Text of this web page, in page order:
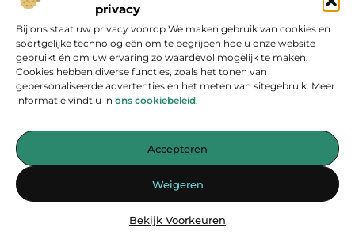
privacy
Bij ons staat uw privacy voorop.We maken gebruik van cookies en
soortgelijke technologieën om te begrijpen hoe u onze website
gebruikt én om uw ervaring zo waardevol mogelijk te maken.
Cookies hebben diverse functies, zoals het tonen van
gepersonaliseerde advertenties en het meten van sitegebruik. Meer
informatie vindt u in ons cookiebeleid.
Accepteren
Weigeren
Bekijk Voorkeuren
Jouw bron voor inspirerende blogs en waardevolle inzichten
— Laat je inspireren door verhelderende verhalen, praktische tips
Begin vandaag nog met ontdekken op
Onze informatie